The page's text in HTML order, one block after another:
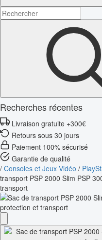
Recherches récentes
Livraison gratuite +300€
Retours sous 30 jours
Paiement 100% sécurisé
Garantie de qualité
/ Consoles et Jeux Vidéo /
transport PSP 2000 Slim PSP
transport